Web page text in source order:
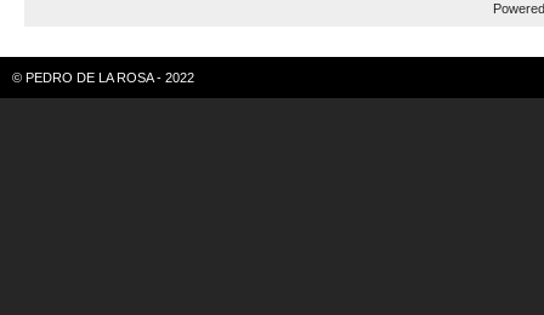
© PEDRO DE LA ROSA - 2022